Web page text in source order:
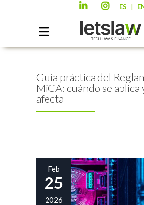
ES
Guía práctica del
MiCA: cuándo se aplica
afecta
Feb
25
2026